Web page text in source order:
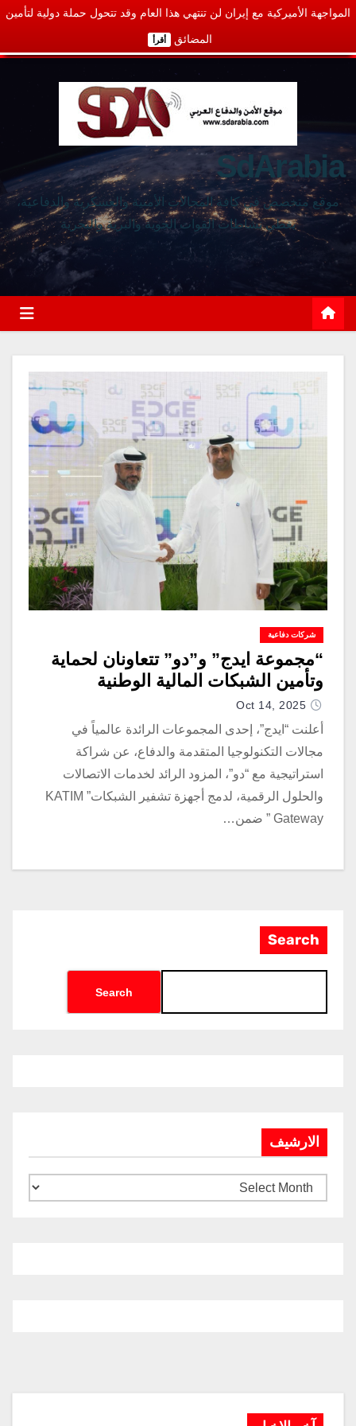
المواجهة الأميركية مع إيران لن تنتهي هذا العام وقد تتحول حملة دولية لتأمين
المضائق أقرأ
SdArabia
موقع متخصص في كافة المجالات الأمنية والعسكرية والدفاعية،
يغطي نشاطات القوات الجوية والبرية والبحرية
شركات دفاعية
“مجموعة ايدج” و”دو” تتعاونان لحماية
وتأمين الشبكات المالية الوطنية
Oct 14, 2025
أعلنت “ايدج”، إحدى المجموعات الرائدة عالمياً في
مجالات التكنولوجيا المتقدمة والدفاع، عن شراكة
استراتيجية مع “دو”، المزود الرائد لخدمات الاتصالات
والحلول الرقمية، لدمج أجهزة تشفير الشبكات” KATIM
Gateway ” ضمن…
Search
Search
الارشيف